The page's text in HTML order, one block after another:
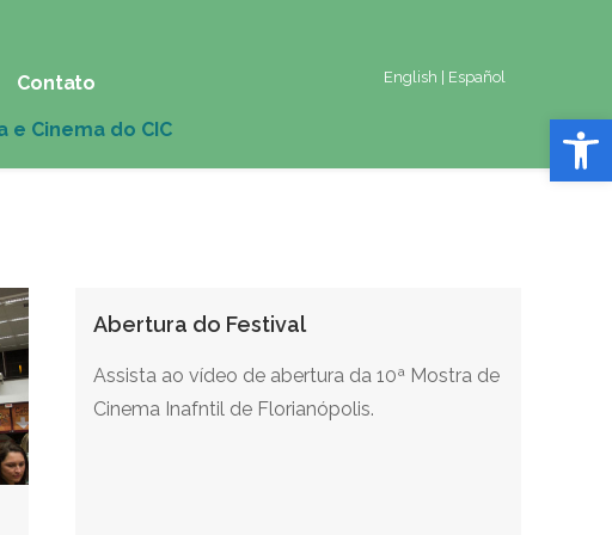
Abrir
English Español
Contato
Abertura do Festival
Assista ao vídeo de abertura da 10ª Mostra de
Cinema Inafntil de Florianópolis.